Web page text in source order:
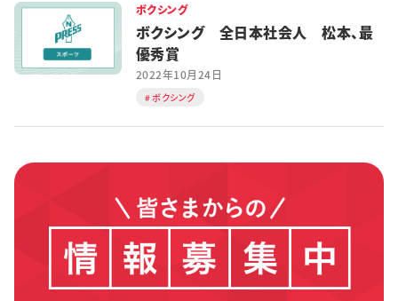
ボクシング
ボクシング 全日本社会人 松本、最
優秀賞
2022年10月24日
ボクシング